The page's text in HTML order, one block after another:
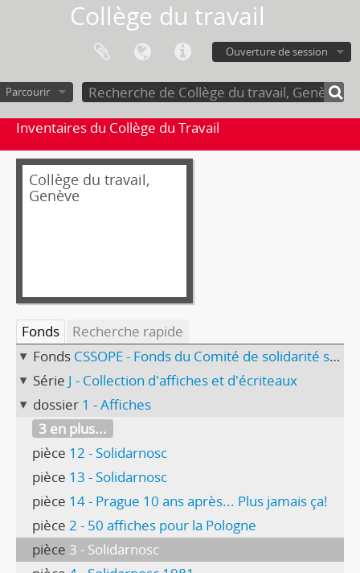
Collège du travail
Ouverture de session
Parcourir
Inventaires du Collège du Travail
Collège du travail,
Genève
Fonds
Recherche rapide
Fonds CSSOPE - Fonds du Comité de solidarité socialiste avec les opposants des pays de l'est (CSSOPE)
Série J - Collection d'affiches et d'écriteaux
dossier 1 - Affiches
3 en plus...
pièce 12 - Solidarnosc
pièce 13 - Solidarnosc
pièce 14 - Prague 10 ans après... Plus jamais ça!
pièce 2 - 50 affiches pour la Pologne
pièce 3 - Solidarnosc